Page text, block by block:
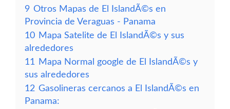
9 Otros Mapas de El IslandÃ©s en
Provincia de Veraguas - Panama
10 Mapa Satelite de El IslandÃ©s y sus
alrededores
11
Mapa Normal google de El IslandÃ©s y
sus alrededores
12 Gasolineras cercanos a El IslandÃ©s en
Panama: